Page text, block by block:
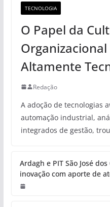
TECNOLOGIA
O Papel da
Altamente
Redação
A adoção de tecnologias
automação industrial,
integrados de gestão,
Ardagh e PIT São José
inovação com aporte de